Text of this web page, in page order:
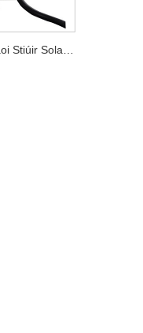
Solas Braiteoir PIR 6W Faoi Stiúir Solas Spota